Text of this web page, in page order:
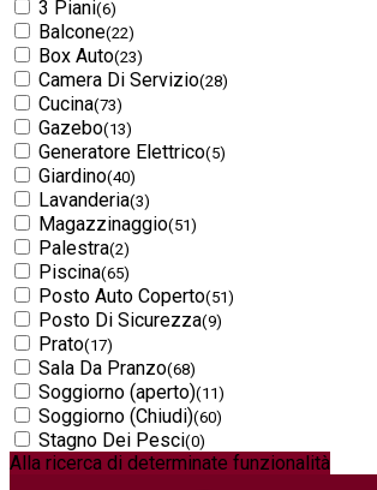
3 Piani(6)
Balcone(22)
Box Auto(23)
Camera Di Servizio(28)
Cucina(73)
Gazebo(13)
Generatore Elettrico(5)
Giardino(40)
Lavanderia(3)
Magazzinaggio(51)
Palestra(2)
Piscina(65)
Posto Auto Coperto(51)
Posto Di Sicurezza(9)
Prato(17)
Sala Da Pranzo(68)
Soggiorno (aperto)(11)
Soggiorno (Chiudi)(60)
Stagno Dei Pesci(0)
Alla ricerca di determinate funzionalità